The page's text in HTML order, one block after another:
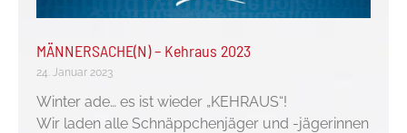
MÄNNERSACHE(N) – Kehraus 2023
24. Januar 2023
Winter ade… es ist wieder „KEHRAUS“!
Wir laden alle Schnäppchenjäger und -jägerinnen